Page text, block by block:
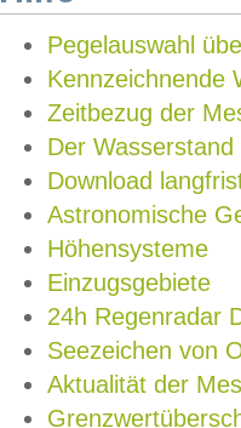
Pegelauswahl
Kennzeichnende
Zeitbezug der
Der Wasserstand
Download
Astronomische
Höhensysteme
Einzugsgebiete
24h Regenradar
Seezeichen von
Aktualität der